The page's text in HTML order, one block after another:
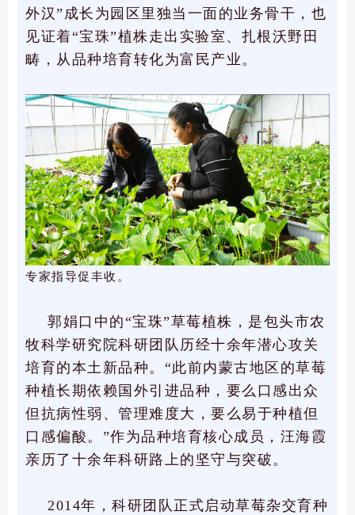
外汉”成长为园区里独当一面的业务骨干，也
见证着“宝珠”植株走出实验室、扎根沃野田
畴，从品种培育转化为富民产业。
专家指导促丰收。
郭娟口中的“宝珠”草莓植株，是包头市农
牧科学研究院科研团队历经十余年潜心攻关
培育的本土新品种。“此前内蒙古地区的草莓
种植长期依赖国外引进品种，要么口感出众
但抗病性弱、管理难度大，要么易于种植但
口感偏酸。”作为品种培育核心成员，汪海霞
亲历了十余年科研路上的坚守与突破。
2014年，科研团队正式启动草莓杂交育种